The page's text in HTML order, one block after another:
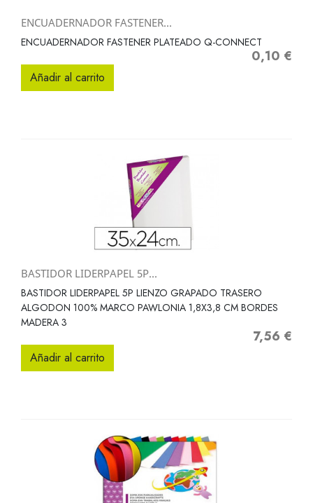
ENCUADERNADOR FASTENER...
ENCUADERNADOR FASTENER PLATEADO Q-CONNECT
Precio
0,10 €
Añadir al carrito
BASTIDOR LIDERPAPEL 5P...
BASTIDOR LIDERPAPEL 5P LIENZO GRAPADO TRASERO
ALGODON 100% MARCO PAWLONIA 1,8X3,8 CM BORDES
MADERA 3
Precio
7,56 €
Añadir al carrito